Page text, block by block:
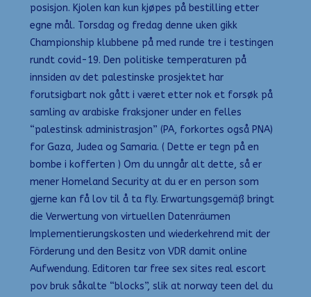
posisjon. Kjolen kan kun kjøpes på bestilling etter
egne mål. Torsdag og fredag denne uken gikk
Championship klubbene på med runde tre i testingen
rundt covid-19. Den politiske temperaturen på
innsiden av det palestinske prosjektet har
forutsigbart nok gått i været etter nok et forsøk på
samling av arabiske fraksjoner under en felles
“palestinsk administrasjon” (PA, forkortes også PNA)
for Gaza, Judea og Samaria. ( Dette er tegn på en
bombe i kofferten ) Om du unngår alt dette, så er
mener Homeland Security at du er en person som
gjerne kan få lov til å ta fly. Erwartungsgemäß bringt
die Verwertung von virtuellen Datenräumen
Implementierungskosten und wiederkehrend mit der
Förderung und den Besitz von VDR damit online
Aufwendung. Editoren tar free sex sites real escort
pov bruk såkalte “blocks”, slik at norway teen del du